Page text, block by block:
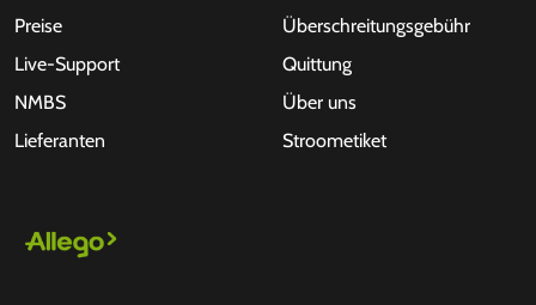
Preise
Live-Support
NMBS
Lieferanten
Überschreitungsgebühr
Quittung
Über uns
Stroometiket